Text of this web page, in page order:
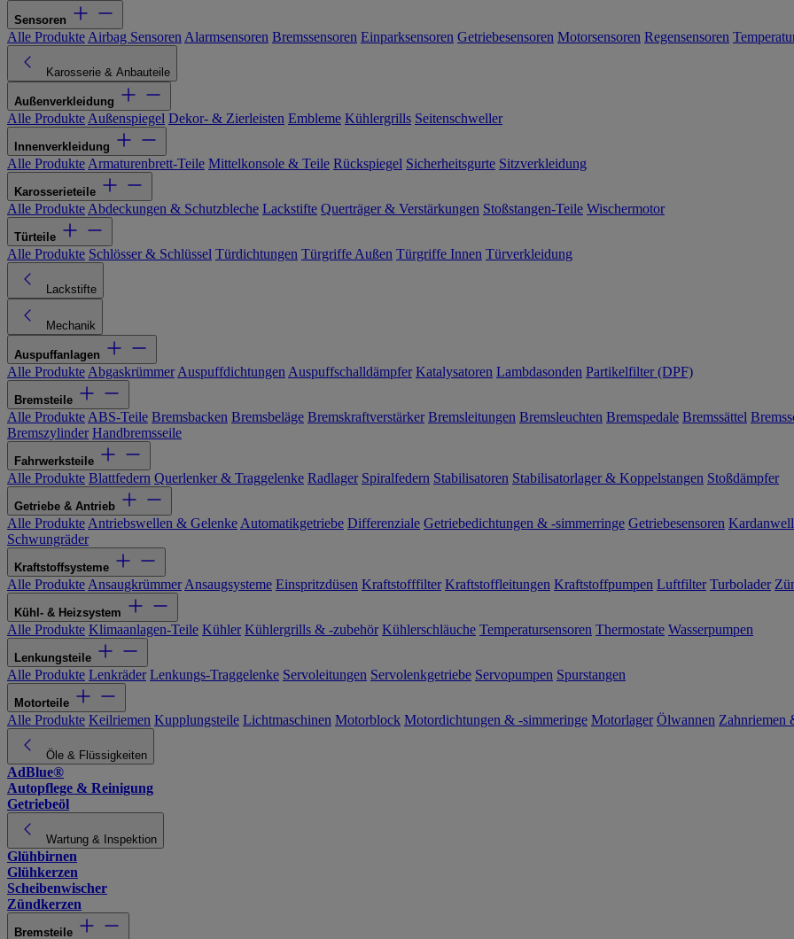
Sensoren
Alle Produkte Airbag Sensoren Alarmsensoren Bremssensoren Einparksensoren Getriebesensoren Motorsensoren Regensensoren
Karosserie & Anbauteile
Außenverkleidung
Alle Produkte Außenspiegel Dekor- & Zierleisten Embleme Kühlergrills Seitenschweller
Innenverkleidung
Alle Produkte Armaturenbrett-Teile Mittelkonsole & Teile Rückspiegel Sicherheitsgurte Sitzverkleidung
Karosserieteile
Alle Produkte Abdeckungen & Schutzbleche Lackstifte Querträger & Verstärkungen Stoßstangen-Teile Wischermotor
Türteile
Alle Produkte Schlösser & Schlüssel Türdichtungen Türgriffe Außen Türgriffe Innen Türverkleidung
Lackstifte
Mechanik
Auspuffanlagen
Alle Produkte Abgaskrümmer Auspuffdichtungen Auspuffschalldämpfer Katalysatoren Lambdasonden Partikelfilter (DPF)
Bremsteile
Alle Produkte ABS-Teile Bremsbacken Bremsbeläge Bremskraftverstärker Bremsleitungen Bremsleuchten Bremspedale Bremssättel
Bremszylinder Handbremsseile
Fahrwerksteile
Alle Produkte Blattfedern Querlenker & Traggelenke Radlager Spiralfedern Stabilisatoren Stabilisatorlager & Koppelstangen Stoßdämpfer
Getriebe & Antrieb
Alle Produkte Antriebswellen & Gelenke Automatikgetriebe Differenziale Getriebedichtungen & -simmerringe Getriebesensoren
Schwungräder
Kraftstoffsysteme
Alle Produkte Ansaugkrümmer Ansaugsysteme Einspritzdüsen Kraftstofffilter Kraftstoffleitungen Kraftstoffpumpen Luftfilter Turbolader
Kühl- & Heizsystem
Alle Produkte Klimaanlagen-Teile Kühler Kühlergrills & -zubehör Kühlerschläuche Temperatursensoren Thermostate Wasserpumpen
Lenkungsteile
Alle Produkte Lenkräder Lenkungs-Traggelenke Servoleitungen Servolenkgetriebe Servopumpen Spurstangen
Motorteile
Alle Produkte Keilriemen Kupplungsteile Lichtmaschinen Motorblock Motordichtungen & -simmeringe Motorlager Ölwannen Zahnriemen
Öle & Flüssigkeiten
AdBlue®
Autopflege & Reinigung
Getriebeöl
Wartung & Inspektion
Glühbirnen
Glühkerzen
Scheibenwischer
Zündkerzen
Bremsteile